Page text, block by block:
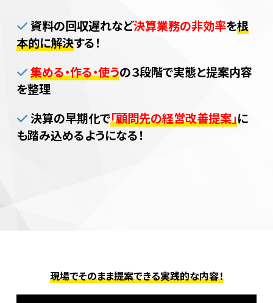
資料の回収遅れなど決算業務の非効率を根
本的に解決する！
集める・作る・使うの３段階で実態と提案内容
を整理
決算の早期化で「顧問先の経営改善提案」に
も踏み込めるようになる！
現場でそのまま提案できる実践的な内容！